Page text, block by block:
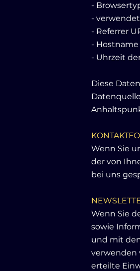
-
-
- Referrer
-
- Uhrzeit
Diese
Wenn Sie
der von
bei uns
Wenn Sie
sowie
und mit
verwenden
erteilte